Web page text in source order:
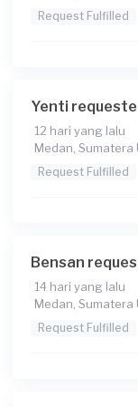
Request Fulfilled
Yenti
12 hari yang lalu
Medan, Sumatera
Request Fulfilled
Bensan
14 hari yang lalu
Medan, Sumatera
Request Fulfilled